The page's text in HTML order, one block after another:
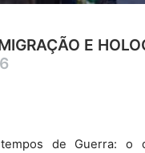
E
de Guerra: o